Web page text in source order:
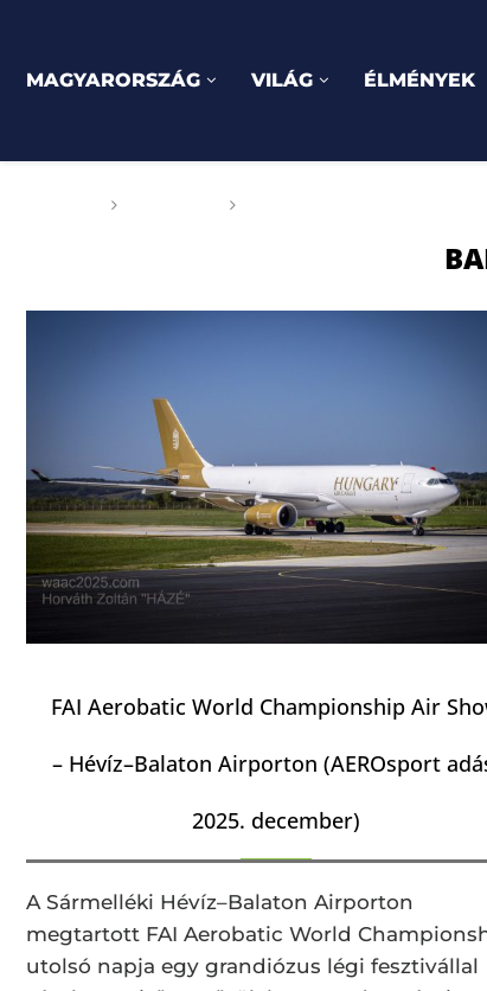
MAGYARORSZÁG VILÁG ÉLMÉNYEK
FAI Aerobatic World Championship Air
– Hévíz–Balaton Airporton (AEROsport
2025. december)
A Sármelléki Hévíz–Balaton Airporton
megtartott FAI Aerobatic World
utolsó napja egy grandiózus légi fesztivállal